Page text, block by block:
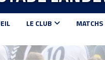
LE CLUB MATCHS